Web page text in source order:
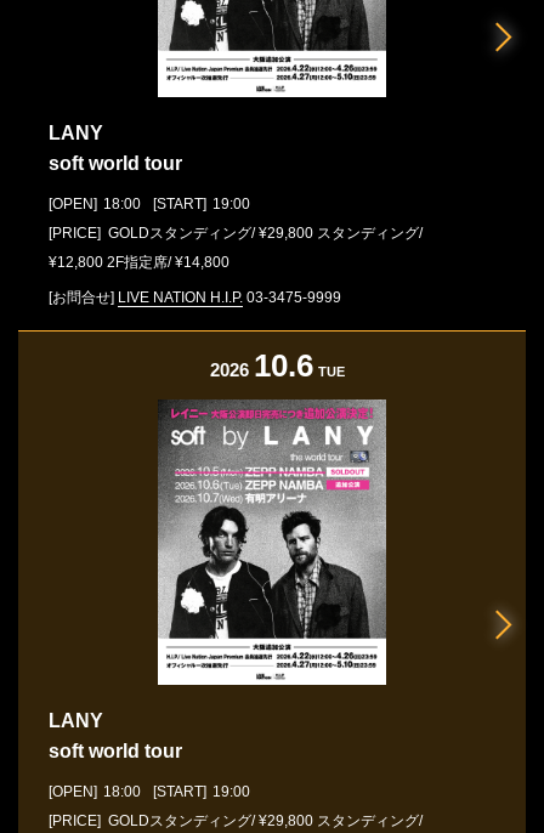
LANY
soft world tour
[OPEN] 18:00 [START] 19:00
[PRICE] GOLDスタンディング/ ¥29,800 スタンディング/
¥12,800 2F指定席/ ¥14,800
[お問合せ] LIVE NATION H.I.P. 03-3475-9999
2026 10.6 TUE
LANY
soft world tour
[OPEN] 18:00 [START] 19:00
[PRICE] GOLDスタンディング/ ¥29,800 スタンディング/